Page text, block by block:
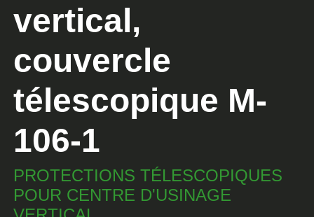
vertical,
couvercle
télescopique M-
106-1
PROTECTIONS TÉLESCOPIQUES
POUR CENTRE D'USINAGE